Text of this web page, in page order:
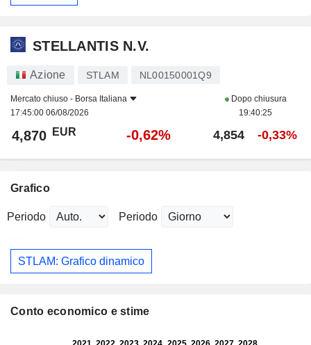
STELLANTIS N.V.
Azione STLAM NL00150001Q9
Mercato chiuso - Borsa Italiana
17:45:00 06/08/2026
Dopo chiusura
19:40:25
4,870 EUR -0,62% 4,854 -0,33%
Grafico
Periodo Periodo
STLAM: Grafico dinamico
Conto economico e stime